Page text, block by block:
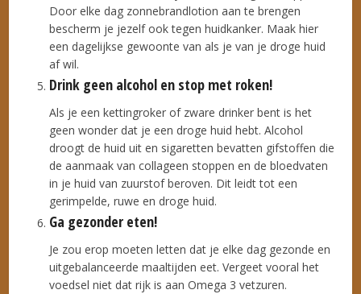
Door elke dag zonnebrandlotion aan te brengen
bescherm je jezelf ook tegen huidkanker. Maak hier
een dagelijkse gewoonte van als je van je droge huid
af wil.
Drink geen alcohol en stop met roken!
Als je een kettingroker of zware drinker bent is het
geen wonder dat je een droge huid hebt. Alcohol
droogt de huid uit en sigaretten bevatten gifstoffen die
de aanmaak van collageen stoppen en de bloedvaten
in je huid van zuurstof beroven. Dit leidt tot een
gerimpelde, ruwe en droge huid.
Ga gezonder eten!
Je zou erop moeten letten dat je elke dag gezonde en
uitgebalanceerde maaltijden eet. Vergeet vooral het
voedsel niet dat rijk is aan Omega 3 vetzuren.